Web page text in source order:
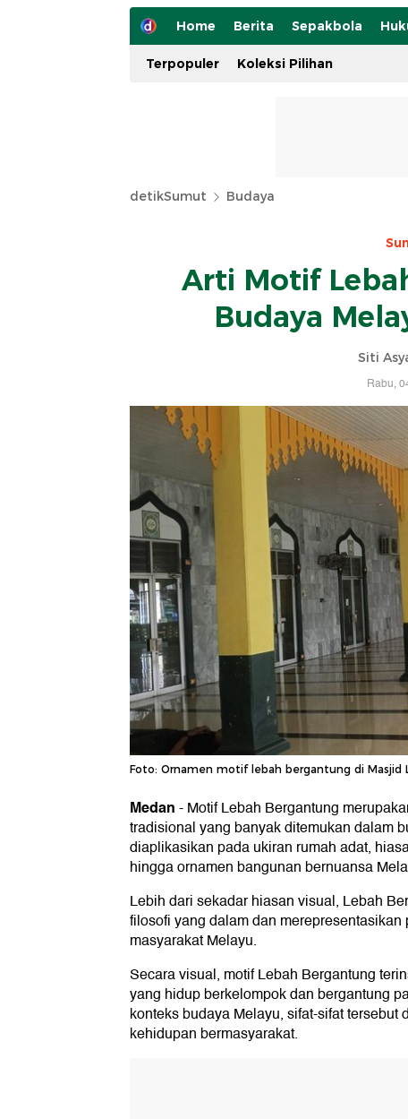
Home Berita Sepakbola
Terpopuler Koleksi Pilihan
detikSumut Budaya
Arti Motif
Budaya
Siti
Rabu,
Foto: Ornamen motif lebah bergantung di Masjid
Medan-Motif Lebah Bergantung
tradisional yang banyak ditemukan dalam
diaplikasikan pada ukiran rumah adat,
hingga ornamen bangunan bernuansa
Lebih dari sekadar hiasan visual, Lebah
filosofi yang dalam dan
masyarakat Melayu.
Secara visual, motif Lebah Bergantung
yang hidup berkelompok dan bergantung
konteks budaya Melayu, sifat-sifat tersebut
kehidupan bermasyarakat.